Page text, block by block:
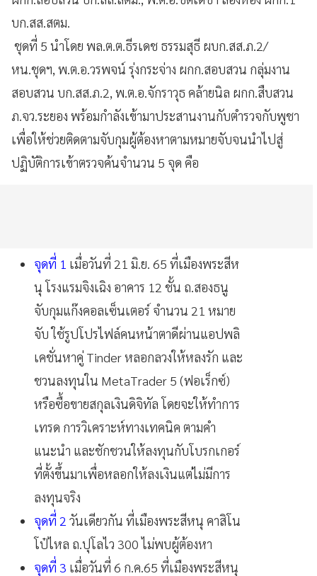
บก.สส.สตม.
ชุดที่ 5 นำโดย พล.ต.ต.ธีรเดช ธรรมสุธี ผบก.สส.ภ.2/
หน.ชุดฯ, พ.ต.อ.วรพจน์ รุ่งกระจ่าง ผกก.สอบสวน กลุ่มงาน
สอบสวน บก.สส.ภ.2, พ.ต.อ.จักราวุธ คล้ายนิล ผกก.สืบสวน
ภ.จว.ระยอง พร้อมกำลังเข้ามาประสานงานกับตำรวจกับพูชา
เพื่อให้ช่วยติดตามจับกุมผู้ต้องหาตามหมายจับจนนำไปสู่
ปฏิบัติการเข้าตรวจค้นจำนวน 5 จุด คือ
จุดที่ 1 เมื่อวันที่ 21 มิ.ย. 65 ที่เมืองพระสีห
นุ โรงแรมจิงเฉิง อาคาร 12 ชั้น ถ.สองธนู
จับกุมแก๊งคอลเซ็นเตอร์ จำนวน 21 หมาย
จับ ใช้รูปโปรไฟล์คนหน้าตาดีผ่านแอปพลิ
เคชั่นหาคู่ Tinder หลอกลวงให้หลงรัก และ
ชวนลงทุนใน MetaTrader 5 (ฟอเร็กซ์)​
หรือซื้อขายสกุลเงินดิจิทัล โดยจะให้ทำการ
เทรด การวิเคราะห์ทางเทคนิค ตามคำ
แนะนำ และชักชวนให้ลงทุนกับโบรกเกอร์
ที่ตั้งขึ้นมาเพื่อหลอกให้ลงเงินแต่ไม่มีการ
ลงทุนจริง
จุดที่ 2 วันเดียวกัน ที่เมืองพระสีหนุ คาสิโน
โป๋ไหล ถ.ปุโลไว 300 ไม่พบผู้ต้องหา
จุดที่ 3 เมื่อวันที่ 6 ก.ค.65 ที่เมืองพระสีหนุ